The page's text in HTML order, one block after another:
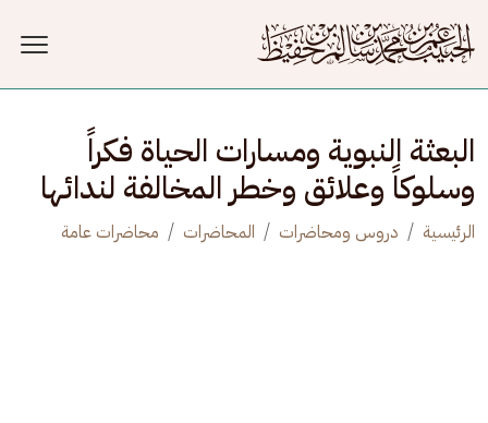
البعثة النبوية ومسارات الحياة فكراً
وسلوكاً وعلائق وخطر المخالفة لندائها
الرئيسية دروس ومحاضرات المحاضرات محاضرات عامة